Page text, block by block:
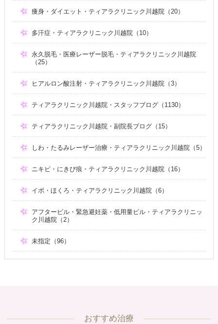
痩身・ダイエット・ティアラクリニック川越院（20）
多汗症・ティアラクリニック川越院（10）
永久脱毛・医療レーザー脱毛・ティアラクリニック川越院
（25）
ヒアルロン酸注射・ティアラクリニック川越院（3）
ティアラクリニック川越院・スタッフブログ（1130）
ティアラクリニック川越院・副院長ブログ（15）
しわ・たるみレーザー治療・ティアラクリニック川越院（5）
ニキビ・にきび痕・ティアラクリニック川越院（16）
イボ・ほくろ・ティアラクリニック川越院（6）
アフターピル・緊急避妊薬・低用量ピル・ティアラクリニッ
ク川越院（2）
未指定（96）
おすすめ治療